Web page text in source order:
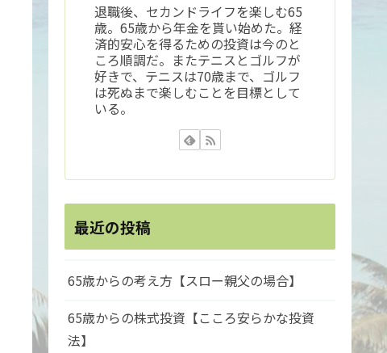
退職後、セカンドライフを楽しむ65
歳。65歳から年金を貰い始めた。経
済的安心を得るための投資は今のと
ころ順調だ。またテニスとゴルフが
好きで、テニスは70歳まで、ゴルフ
は死ぬまで楽しむことを目標として
いる。
最近の投稿
65歳からの考え方【スロー親父の場合】
65歳からの株式投資【こころ安らかな投資
法】